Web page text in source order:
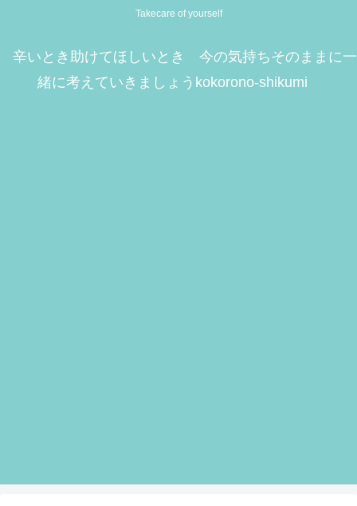
Takecare of yourself
辛いとき助けてほしいとき 今の気持ちそのままに一
緒に考えていきましょうkokorono-shikumi